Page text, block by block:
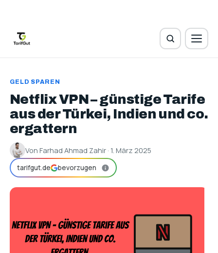
GELD SPAREN
Netflix VPN – günstige Tarife
aus der Türkei, Indien und co.
ergattern
Von Farhad Ahmad Zahir · 1. März 2025
tarifgut.de bevorzugen